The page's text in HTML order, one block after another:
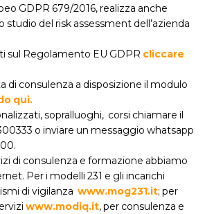
GDPR 679/2016, realizza anche
del risk assessment dell’azienda
sul Regolamento EU GDPR cliccare
di consulenza a disposizione il modulo
qui.
sopralluoghi, corsi chiamare il
o inviare un messaggio whatsapp
di consulenza e formazione abbiamo
Per i modelli 231 e gli incarichi
di vigilanza www.mog231.it; per
www.modiq.it, per consulenza e